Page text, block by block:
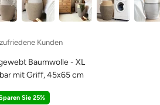
zufriedene Kunden
Baumwolle - XL
mit Griff, 45x65 cm
Sie 25%